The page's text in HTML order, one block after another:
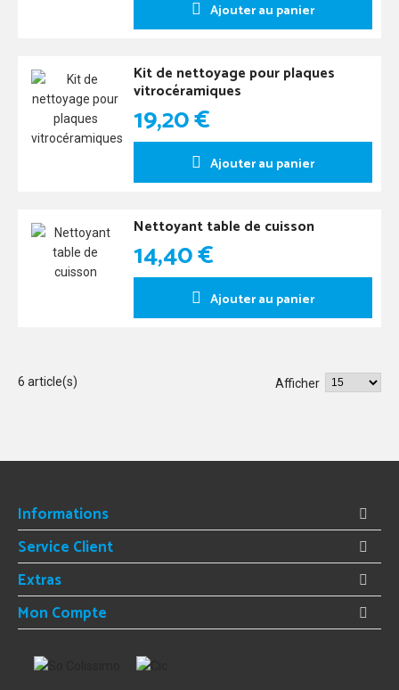
Ajouter au panier
Kit de nettoyage pour plaques
vitrocéramiques
19,20 €
Ajouter au panier
Nettoyant table de cuisson
14,40 €
Ajouter au panier
6 article(s) Afficher
Informations
Service Client
Extras
Mon Compte